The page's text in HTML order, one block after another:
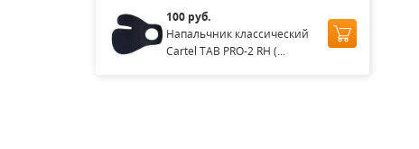
100 руб.
Напальчник классический
Cartel TAB PRO-2 RH (...